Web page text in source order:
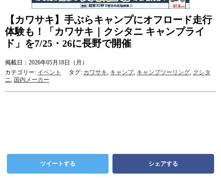
【カワサキ】手ぶらキャンプにオフロード走行
体験も！「カワサキ｜クシタニ キャンプライ
ド」を7/25・26に長野で開催
掲載日：2026年05月18日（月）
カテゴリー: イベント タグ: カワサキ, キャンプ, キャンプツーリング, クシタ
ニ, 国内メーカー
ツイートする シェアする